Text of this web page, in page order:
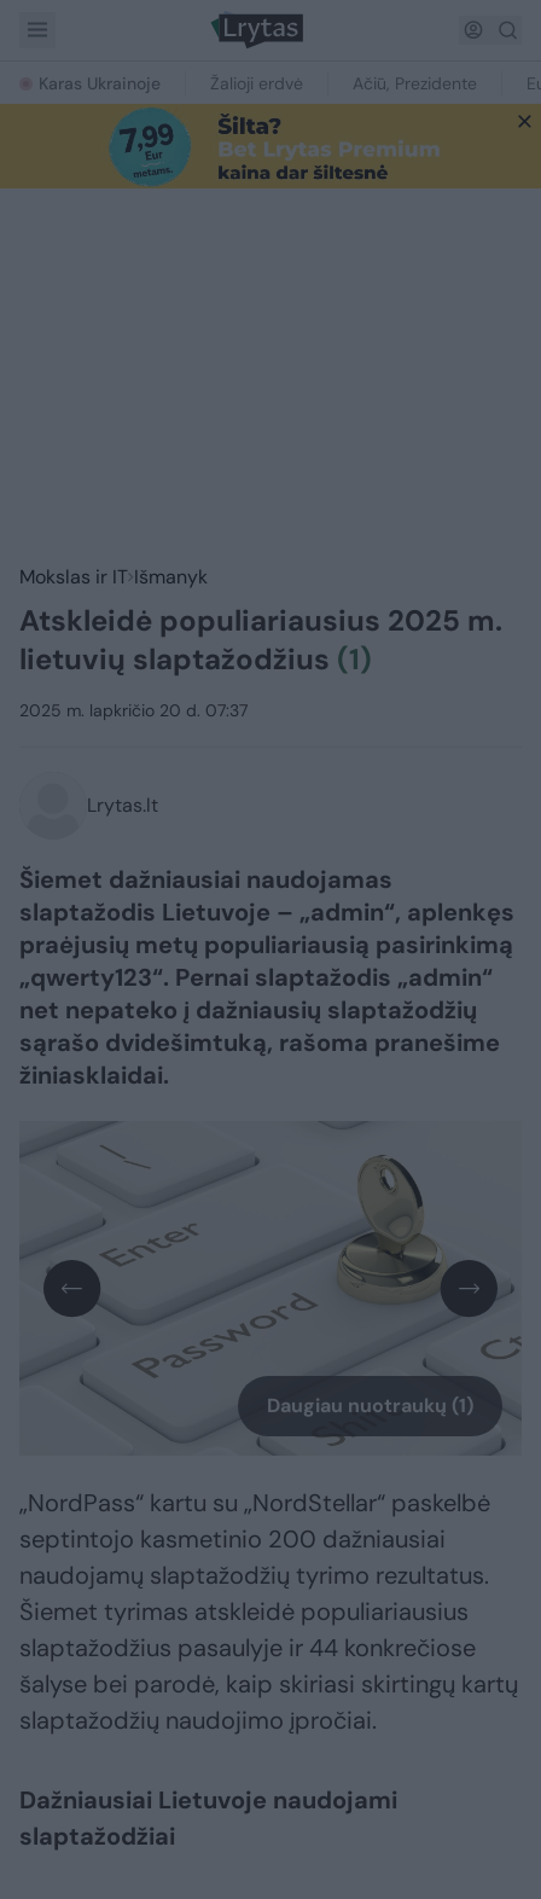
Karas Ukrainoje Žalioji erdvė Ačiū, Prezidente
Mokslas ir IT Išmanyk
Atskleidė populiariausius 2025 m.
lietuvių slaptažodžius (1)
2025 m. lapkričio 20 d. 07:37
Lrytas.lt
Šiemet dažniausiai naudojamas
slaptažodis Lietuvoje – „admin“, aplenkęs
praėjusių metų populiariausią pasirinkimą
„qwerty123“. Pernai slaptažodis „admin“
net nepateko į dažniausių slaptažodžių
sąrašo dvidešimtuką, rašoma pranešime
žiniasklaidai.
Daugiau nuotraukų (1)
„NordPass“ kartu su „NordStellar“ paskelbė
septintojo kasmetinio 200 dažniausiai
naudojamų slaptažodžių tyrimo rezultatus.
Šiemet tyrimas atskleidė populiariausius
slaptažodžius pasaulyje ir 44 konkrečiose
šalyse bei parodė, kaip skiriasi skirtingų kartų
slaptažodžių naudojimo įpročiai.
Dažniausiai Lietuvoje naudojami
slaptažodžiai